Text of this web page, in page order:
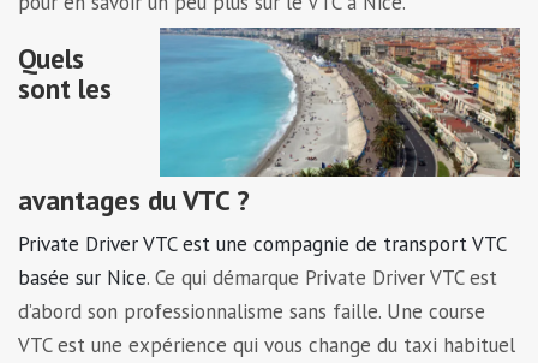
Quels
sont les
avantages du VTC ?
Private Driver VTC est une compagnie de transport VTC
basée sur Nice. Ce qui démarque Private Driver VTC est
d’abord son professionnalisme sans faille. Une course
VTC est une expérience qui vous change du taxi habituel